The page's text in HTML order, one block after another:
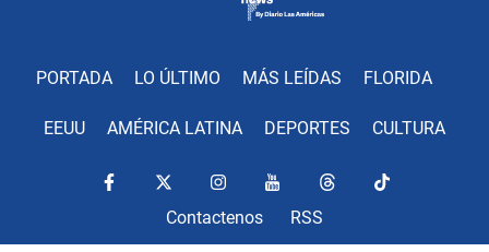
PORTADA LO ÚLTIMO MÁS LEÍDAS FLORIDA
EEUU AMÉRICA LATINA DEPORTES CULTURA
Contactenos RSS